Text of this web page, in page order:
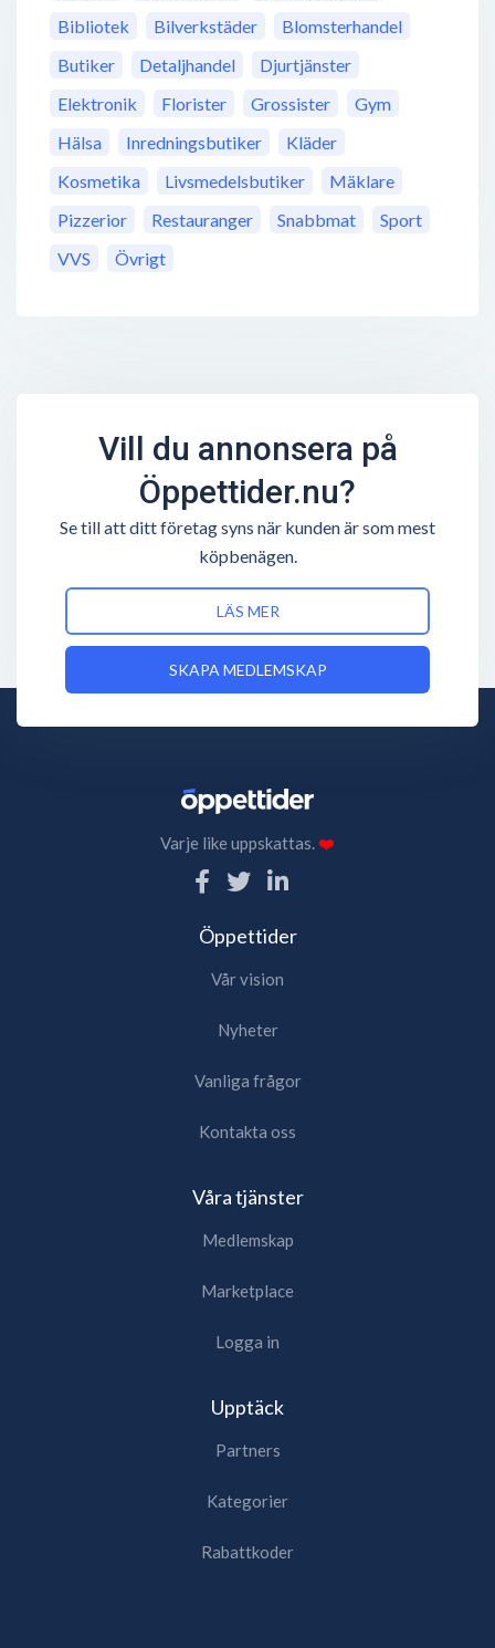
Bibliotek
Bilverkstäder
Blomsterhandel
Butiker
Detaljhandel
Djurtjänster
Elektronik
Florister Grossister
Gym
Hälsa
Inredningsbutiker
Kläder
Kosmetika
Livsmedelsbutiker
Mäklare
Pizzerior
Restauranger Snabbmat
Sport
VVS
Övrigt
Vill du annonsera på
Öppettider.nu?
Se till att ditt företag syns när kunden är som mest
köpbenägen.
LÄS MER
SKAPA MEDLEMSKAP
Varje like uppskattas.❤️
Öppettider
Vår vision
Nyheter
Vanliga frågor
Kontakta oss
Våra tjänster
Medlemskap
Marketplace
Logga in
Upptäck
Partners
Kategorier
Rabattkoder